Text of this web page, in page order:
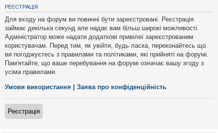
з
в
і
д
п
о
в
і
д
е
й
А
к
т
и
РЕЄСТРАЦІЯ
Для входу на форум ви повинні бути зареєстровані. Реєстрація
займає декілька секунд але надає вам більш широкі можливості.
Адміністратор може надати додаткові привілеї зареєстрованим
користувачам. Перед тим, як увійти, будь ласка, переконайтесь що
ви погоджуєтесь з правилами та політиками, які прийняті на форумі.
Пам'ятайте, що ваше перебування на форумі означає вашу згоду з
усіма правилами.
Умови використання Заява про конфіденційність
Реєстрація